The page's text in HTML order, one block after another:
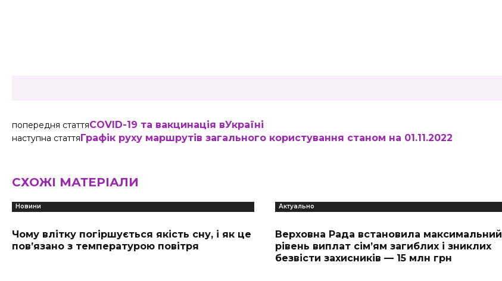
попередня статтяCOVID-19 та вакцинація вУкраїні
наступна статтяГрафік руху маршрутів загального користування станом на 01.11.2022
СХОЖІ МАТЕРІАЛИ
Новини
Чому влітку погіршується якість сну, і як це
пов’язано з температурою повітря
Актуально
Верховна Рада встановила максимальний
рівень виплат сім’ям загиблих і зниклих
безвісти захисників — 15 млн грн